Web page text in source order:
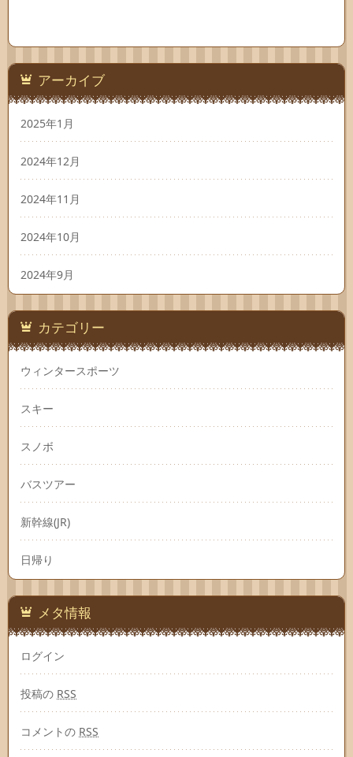
アーカイブ
2025年1月
2024年12月
2024年11月
2024年10月
2024年9月
カテゴリー
ウィンタースポーツ
スキー
スノボ
バスツアー
新幹線(JR)
日帰り
メタ情報
ログイン
投稿の RSS
コメントの RSS